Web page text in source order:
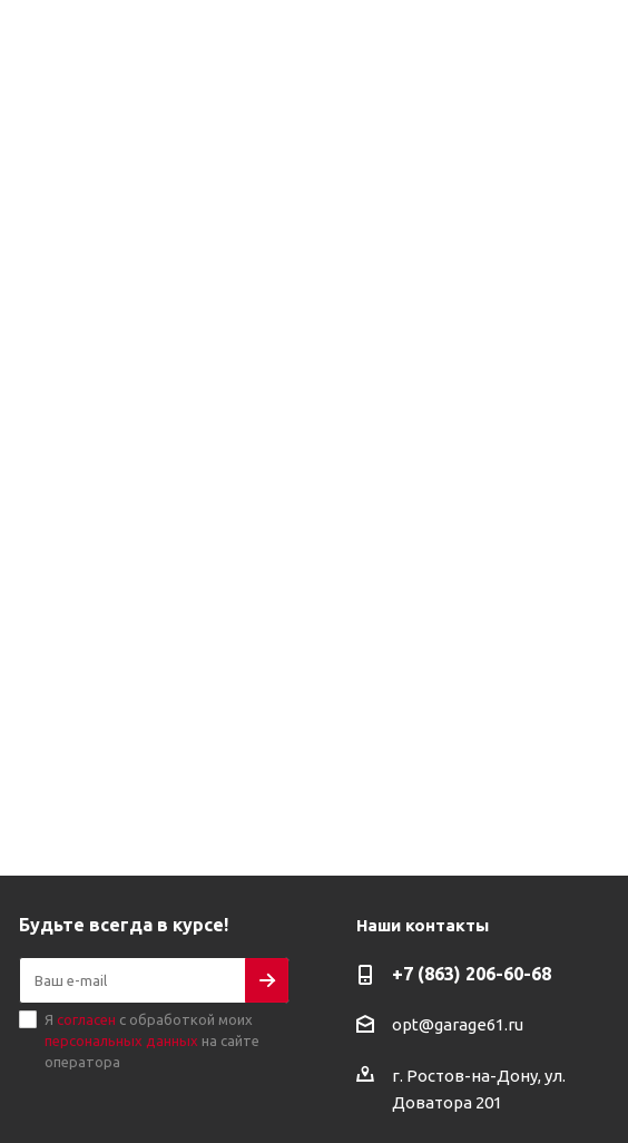
Будьте всегда в курсе!
Я согласен с обработкой моих
персональных данных на сайте
оператора
Наши контакты
+7 (863) 206-60-68
opt@garage61.ru
г. Ростов-на-Дону, ул.
Доватора 201